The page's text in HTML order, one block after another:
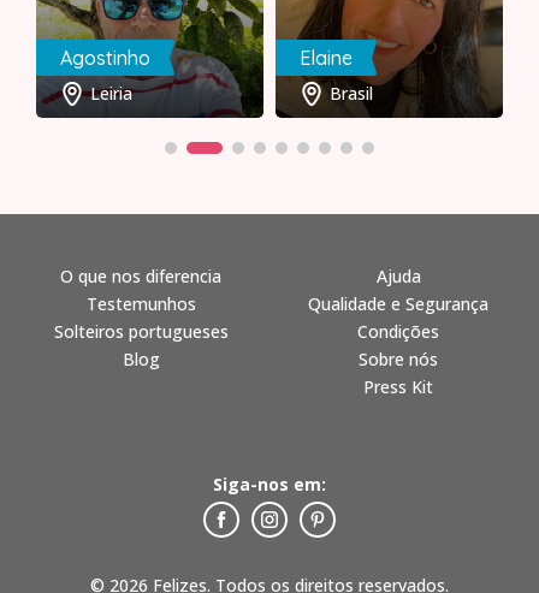
Agostinho
Leiria
Elaine
Brasil
© 2026 Felizes. Todos os direitos reservados.
O que nos diferencia
Testemunhos
Solteiros portugueses
Blog
Ajuda
Qualidade e Segurança
Condições
Sobre nós
Press Kit
Siga-nos em: